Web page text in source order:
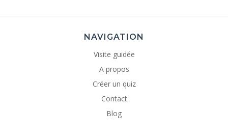
NAVIGATION
Visite guidée
A propos
Créer un quiz
Contact
Blog